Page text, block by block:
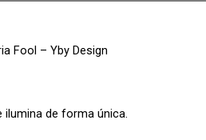
Fool – Yby Design
ilumina de forma única.